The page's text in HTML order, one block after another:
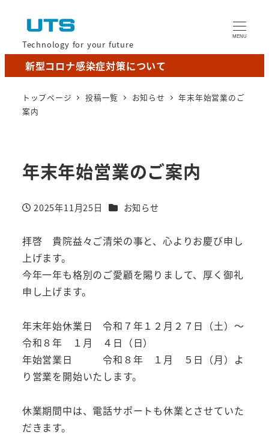
Technology for your future
MENU
新型コロナ感染症対策について
トップページ 投稿一覧 お知らせ
年末年始営業のご
案内
年末年始営業のご案内
投稿日
2025年11月25日 カテゴリー
お知らせ
拝啓 貴院益々ご清栄の事と、心よりお慶び申し
上げます。
今年一年も格別のご愛顧を賜りまして、厚く御礼
申し上げます。
年末年始休業日 令和７年１２月２７日（土）～
令和８年 １月 ４日（日）
年始営業日 令和８年 １月 ５日（月）よ
り営業を開始いたします。
休業期間中は、電話サポートも休業とさせていた
だきます。